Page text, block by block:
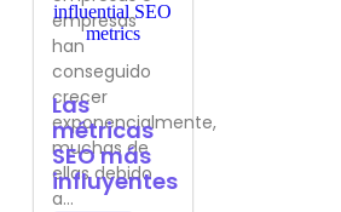
empresas
han
conseguido
crecer
exponencialmente,
muchas de
ellas debido
a...
Las
métricas
SEO más
influyentes